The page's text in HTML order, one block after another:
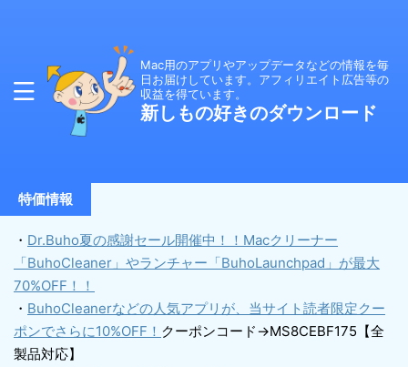
Mac用のアプリやアップデータなどの情報を毎
日お届けしています。アフィリエイト広告等の
収益を得ています。
新しもの好きのダウンロード
特価情報
・ Dr.Buho夏の感謝セール開催中！！Macクリーナー
「BuhoCleaner」やランチャー「BuhoLaunchpad」が最大
70%OFF！！
・ BuhoCleanerなどの人気アプリが、当サイト読者限定クー
ポンでさらに10%OFF！ クーポンコード→MS8CEBF175【全
製品対応】